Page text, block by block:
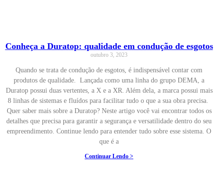
Conheça a Duratop: qualidade em condução de esgotos
outubro 3, 2023
Quando se trata de condução de esgotos, é indispensável contar com
produtos de qualidade. Lançada como uma linha do grupo DEMA, a
Duratop possui duas vertentes, a X e a XR. Além dela, a marca possui mais
8 linhas de sistemas e fluídos para facilitar tudo o que a sua obra precisa.
Quer saber mais sobre a Duratop? Neste artigo você vai encontrar todos os
detalhes que precisa para garantir a segurança e versatilidade dentro do seu
empreendimento. Continue lendo para entender tudo sobre esse sistema. O
que é a
Continuar Lendo >